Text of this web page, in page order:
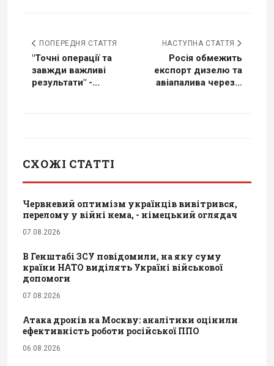
ПОПЕРЕДНЯ СТАТТЯ
"Точні операції та
завжди важливі
результати" -...
НАСТУПНА СТАТТЯ
Росія обмежить
експорт дизелю та
авіапалива через...
СХОЖІ СТАТТІ
Червневий оптимізм українців вивітрився,
перелому у війні нема, - німецький оглядач
07.08.2026
В Генштабі ЗСУ повідомили, на яку суму
країни НАТО виділять Україні військової
допомоги
07.08.2026
Атака дронів на Москву: аналітики оцінили
ефективність роботи російської ППО
06.08.2026